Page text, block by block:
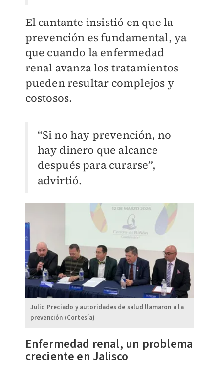
El cantante insistió en que la
prevención es fundamental, ya
que cuando la enfermedad
renal avanza los tratamientos
pueden resultar complejos y
costosos.
“Si no hay prevención, no
hay dinero que alcance
después para curarse”,
advirtió.
Julio Preciado y autoridades de salud llamaron a la
prevención (Cortesía)
Enfermedad renal, un problema
creciente en Jalisco